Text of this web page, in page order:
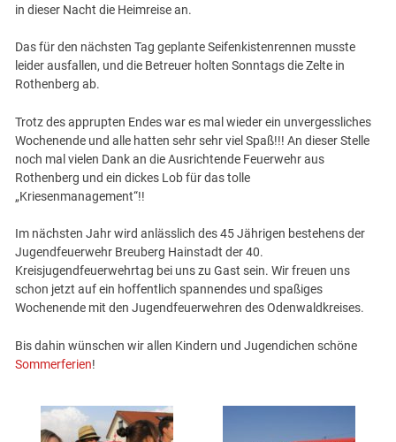
in dieser Nacht die Heimreise an.
Das für den nächsten Tag geplante Seifenkistenrennen musste
leider ausfallen, und die Betreuer holten Sonntags die Zelte in
Rothenberg ab.
Trotz des apprupten Endes war es mal wieder ein unvergessliches
Wochenende und alle hatten sehr sehr viel Spaß!!! An dieser Stelle
noch mal vielen Dank an die Ausrichtende Feuerwehr aus
Rothenberg und ein dickes Lob für das tolle
„Kriesenmanagement“!!
Im nächsten Jahr wird anlässlich des 45 Jährigen bestehens der
Jugendfeuerwehr Breuberg Hainstadt der 40.
Kreisjugendfeuerwehrtag bei uns zu Gast sein. Wir freuen uns
schon jetzt auf ein hoffentlich spannendes und spaßiges
Wochenende mit den Jugendfeuerwehren des Odenwaldkreises.
Bis dahin wünschen wir allen Kindern und Jugendichen schöne
Sommerferien!